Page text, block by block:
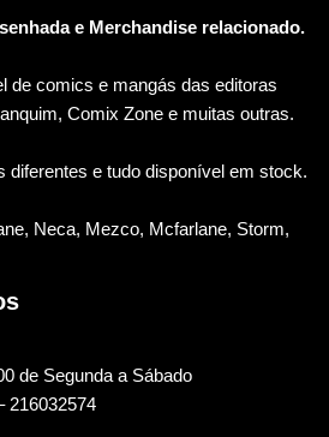
e Merchandise relacionado.
de comics e mangás das editoras
Comix Zone e muitas outras.
diferentes e tudo disponível em stock.
Neca, Mezco, Mcfarlane, Storm,
de Segunda a Sábado
216032574